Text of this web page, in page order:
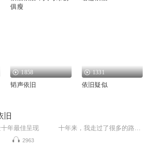
俱瘦
1858
韬声依旧
1331
依旧疑似
旧
2963